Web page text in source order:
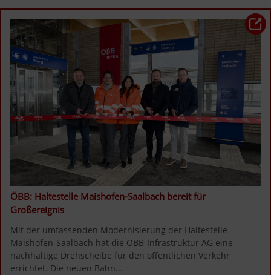
ÖBB: Haltestelle Maishofen-Saalbach bereit für
Großereignis
Mit der umfassenden Modernisierung der Haltestelle
Maishofen-Saalbach hat die ÖBB-Infrastruktur AG eine
nachhaltige Drehscheibe für den öffentlichen Verkehr
errichtet. Die neuen Bahn...